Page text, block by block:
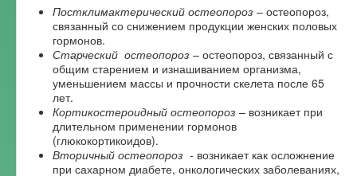
Постклимактерический остеопороз – остеопороз,
связанный со снижением продукции женских половых
гормонов.
Старческий остеопороз – остеопороз, связанный с
общим старением и изнашиванием организма,
уменьшением массы и прочности скелета после 65
лет.
Кортикостероидный остеопороз – возникает при
длительном применении гормонов
(глюкокортикоидов).
Вторичный остеопороз - возникает как осложнение
при сахарном диабете, онкологических заболеваниях,